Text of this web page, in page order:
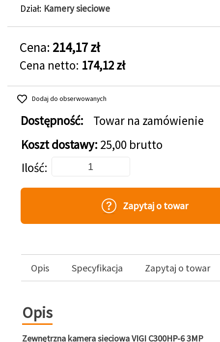
Dział Kamery sieciowe
Cena: 214,17 zł
Cena netto: 174,12 zł
Dodaj do obserwowanych
Dostępność:
Towar na zamówienie
Koszt dostawy: 25,00 brutto
Dodaj do koszyka
Ilość
Zapytaj o towar
Opis Specyfikacja Zapytaj o towar
Opis
Zewnętrzna kamera sieciowa VIGI C300HP-6 3MP